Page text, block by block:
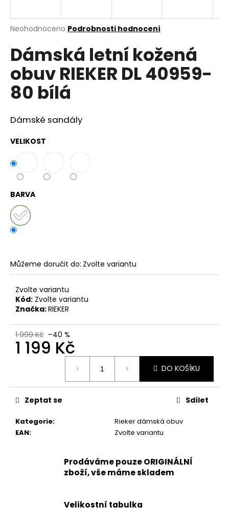
Průměrné
produktu
je
z
5
hvězdiček.
Neohodnoceno Podrobnosti hodnocení
Dámská letní kožená
obuv RIEKER DL 40959-
80 bílá
Dámské sandály
VELIKOST
BARVA
Můžeme doručit do: Zvolte variantu
Zvolte variantu
Kód: Zvolte variantu
Značka:RIEKER
1 999 Kč –40 %
1 199 Kč
DO KOŠÍKU
Kategorie:
Rieker dámská obuv
EAN: Zvolte variantu
Zeptat se Sdílet
Prodáváme pouze ORIGINÁLNÍ
zboží, vše máme skladem
Velikostní tabulka
j
t
?
D
o
r
u
č
e
m
e
SANDÁLY
KEEN
NEWPORT
BISON
Původně:
799
Kč